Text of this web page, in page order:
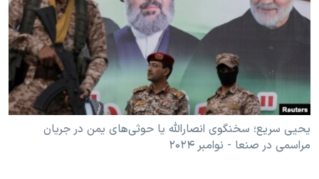
فرهنگ و زندگی
حقوق شهروندی
اقتصادی
علم و فناوری
اسرائیل در جنگ
گالری عکس
مستندها
انتخابات ریاست جمهوری آمریکا ۲۰۲۴
حمله جمهوری اسلامی به اسرائیل
رمز مهسا
ورزش زنان در ایران
اعتراضات زن، زندگی، آزادی
دنبال کنید
زبانهای مختلف
یحیی سریع؛ سخنگوی انصارالله یا حوثی‌های یمن در جریان
مراسمی در صنعا - نوامبر ۲۰۲۴